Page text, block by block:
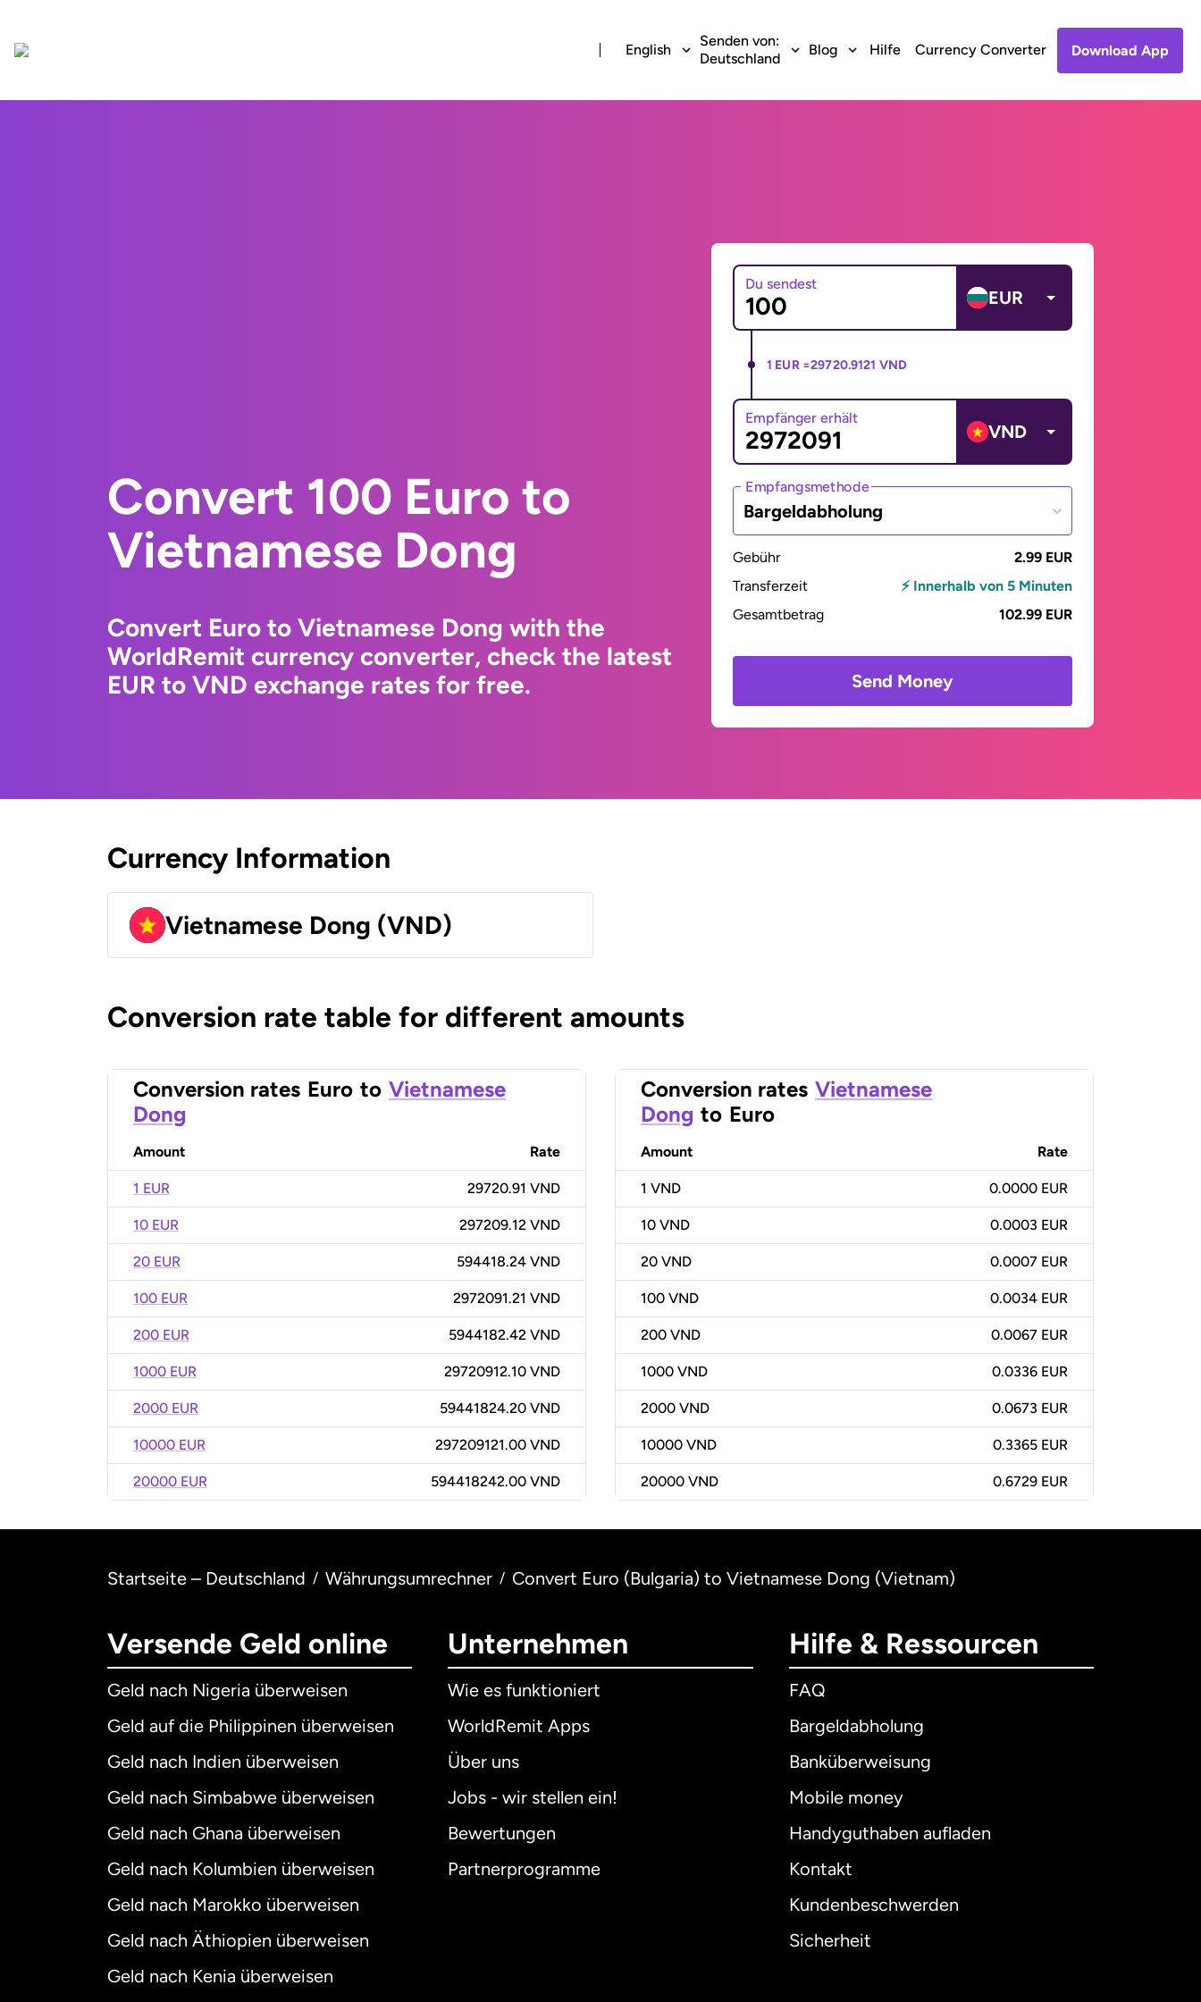
English
Senden von:
Deutschland
Blog Hilfe Currency Converter Download App
Convert 100 Euro to
Vietnamese Dong
Convert Euro to Vietnamese Dong with the
WorldRemit currency converter, check the latest
EUR to VND exchange rates for free.
Du sendest
EUR
1 EUR =29720.9121 VND
Empfänger erhält
VND
Empfangsmethode
Bargeldabholung
Gebühr
2.99 EUR
Transferzeit
⚡ Innerhalb von 5 Minuten
Gesamtbetrag
102.99 EUR
Send Money
Currency Information
Vietnamese Dong (VND)
Conversion rate table for different amounts
Conversion rates Euro to Vietnamese
Dong
Amount Rate
1 EUR 29720.91 VND
10 EUR 297209.12 VND
20 EUR 594418.24 VND
100 EUR 2972091.21 VND
200 EUR 5944182.42 VND
1000 EUR 29720912.10 VND
2000 EUR 59441824.20 VND
10000 EUR 297209121.00 VND
20000 EUR 594418242.00 VND
Conversion rates Vietnamese
Dong to Euro
Amount Rate
1 VND 0.0000 EUR
10 VND 0.0003 EUR
20 VND 0.0007 EUR
100 VND 0.0034 EUR
200 VND 0.0067 EUR
1000 VND 0.0336 EUR
2000 VND 0.0673 EUR
10000 VND 0.3365 EUR
20000 VND 0.6729 EUR
Startseite – Deutschland / Währungsumrechner / Convert Euro (Bulgaria) to Vietnamese Dong (Vietnam)
Versende Geld online
Geld nach Nigeria überweisen
Geld auf die Philippinen überweisen
Geld nach Indien überweisen
Geld nach Simbabwe überweisen
Geld nach Ghana überweisen
Geld nach Kolumbien überweisen
Geld nach Marokko überweisen
Geld nach Äthiopien überweisen
Geld nach Kenia überweisen
Unternehmen
Wie es funktioniert
WorldRemit Apps
Über uns
Jobs - wir stellen ein!
Bewertungen
Partnerprogramme
Hilfe & Ressourcen
FAQ
Bargeldabholung
Banküberweisung
Mobile money
Handyguthaben aufladen
Kontakt
Kundenbeschwerden
Sicherheit